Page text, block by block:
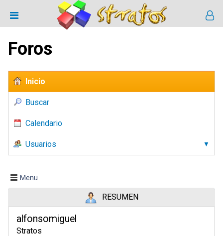
Foros
Inicio
Buscar
Calendario
Usuarios
Menu
RESUMEN
alfonsomiguel
Stratos